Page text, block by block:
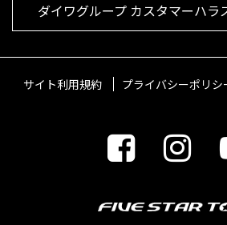
ダイワグループ カスタマーハラ
サイト利用規約 プライバシーポリシ